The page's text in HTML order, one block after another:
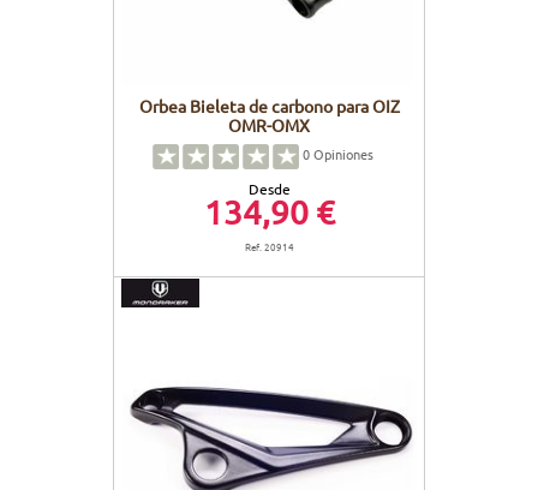
Orbea Bieleta de carbono para OIZ
OMR-OMX
0Opiniones
Desde
134,90 €
Ref. 20914